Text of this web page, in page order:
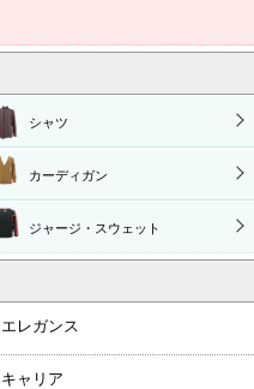
シャツ
カーディガン
ジャージ・スウェット
エレガンス
キャリア